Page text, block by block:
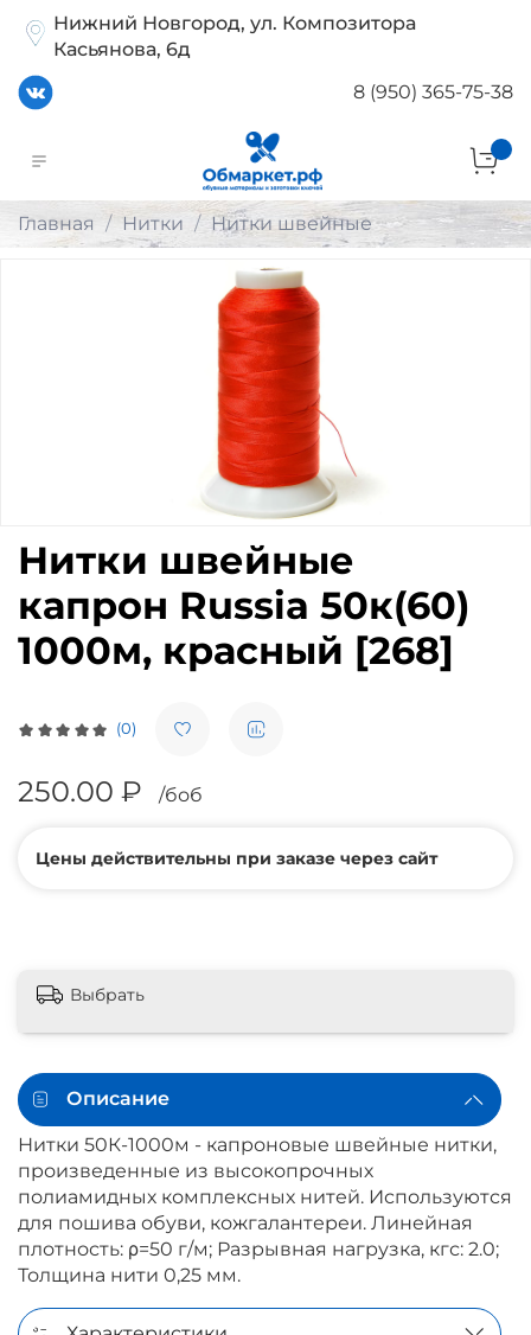
Нижний Новгород, ул. Композитора
Касьянова, 6д
8 (950) 365-75-38
Главная Нитки Нитки швейные
(0)
Нитки швейные
капрон Russia 50к(60)
1000м, красный [268]
250.00 ₽ /боб
Цены действительны при заказе через сайт
Выбрать
Описание
Нитки 50К-1000м - капроновые швейные нитки,
произведенные из высокопрочных
полиамидных комплексных нитей. Используются
для пошива обуви, кожгалантереи. Линейная
плотность: ρ=50 г/м; Разрывная нагрузка, кгс: 2.0;
Толщина нити 0,25 мм.